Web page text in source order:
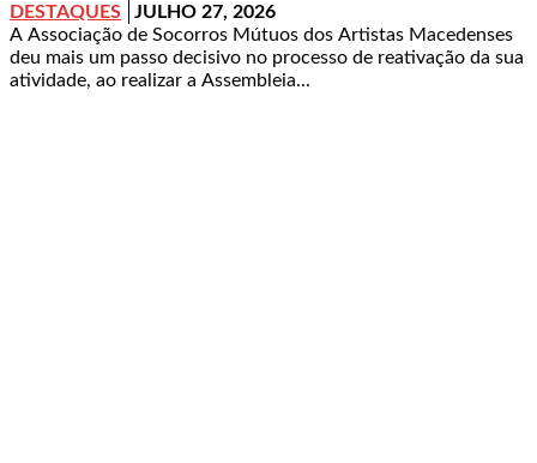
DESTAQUES
JULHO 27, 2026
A Associação de Socorros Mútuos dos Artistas Macedenses
deu mais um passo decisivo no processo de reativação da sua
atividade, ao realizar a Assembleia...